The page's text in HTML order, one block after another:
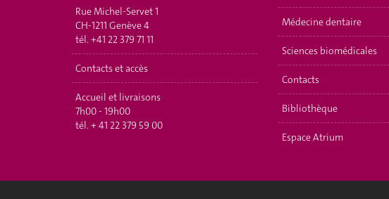
Rue Michel-Servet 1
CH-1211 Genève 4
tél. +41 22 379 71 11
Contacts et accès
Accueil et livraisons
7h00 - 19h00
tél. + 41 22 379 59 00
Médecine dentaire
Sciences biomédicales
Contacts
Bibliothèque
Espace Atrium